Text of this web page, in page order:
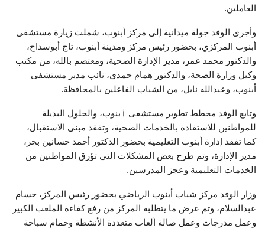
العاملين.
وأجرى الوفد جولة ميدانية إلى مركز أبنوب، شملت زيارة مستشفى
أبنوب المركزي، بحضور رئيس مركز ومدينة أبنوب، تاج أبوسداح،
والدكتور محمد عمر، مدير الإدارة الصحية، ومعتصم بالله، من مكتب
وكيل وزارة الصحة، والدكتور همام حمدي، نائب مدير مستشفى
أبنوب، وعبدالله نايل، من الشباب الفاعلين بالمحافظة.
وتابع الوفد مخطط تطوير مستشفى ٱبنوب، والحلول البديلة
للمواطنين للاستفادة بالخدمات الصحية، وتفقد مبنى الاستقبال،
كما تفقد إدارة أبنوب التعليمية بحضور الدكتور أحمد حسانين بحر،
مدير الإدارة، وتم طرح بعض المشكلات التي تؤرق المواطنين من
الخدمات التعليمية وعجز المدرسين.
وزار الوفد مركز شباب أبنوب الرياضي بحضور رئيس المركز، حسام
عبدالسلام، وتم عرض ما يتطلبه المركز من رفع كفاءة الملعب الكبير
وعمل مدرجات وعمل صالة ألعاب متعددة الأنشطة وحمام سباحة